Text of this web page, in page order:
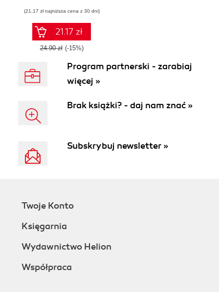
niezwykłych
(21,17 zł najniższa cena z 30 dni)
21.17 zł
24.90 zł (-15%)
Program partnerski - zarabiaj
więcej »
Brak książki? - daj nam znać »
Subskrybuj newsletter »
Twoje Konto
Księgarnia
Wydawnictwo Helion
Współpraca